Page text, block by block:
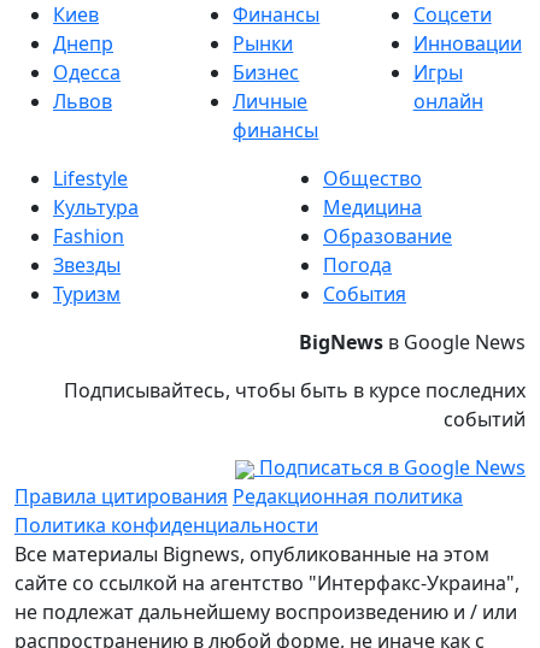
Киев
Днепр
Одесса
Львов
Финансы
Рынки
Бизнес
Личные
финансы
Соцсети
Инновации
Игры
онлайн
Lifestyle
Культура
Fashion
Звезды
Туризм
Общество
Медицина
Образование
Погода
События
BigNews в Google News
Подписывайтесь, чтобы быть в курсе последних
событий
Подписаться в Google News
Правила цитирования Редакционная политика
Политика конфиденциальности
Все материалы Bignews, опубликованные на этом
сайте со ссылкой на агентство "Интерфакс-Украина",
не подлежат дальнейшему воспроизведению и / или
распространению в любой форме, не иначе как с